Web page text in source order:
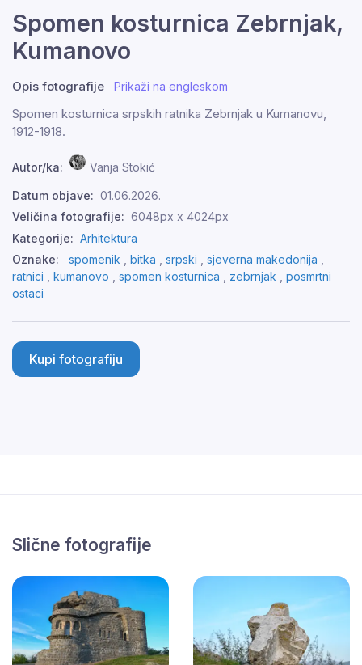
Spomen kosturnica Zebrnjak,
Kumanovo
Opis fotografije Prikaži na engleskom
Spomen kosturnica srpskih ratnika Zebrnjak u Kumanovu,
1912-1918.
Autor/ka: Vanja Stokić
Datum objave: 01.06.2026.
Veličina fotografije: 6048px x 4024px
Kategorije: Arhitektura
Oznake:
spomenik bitka srpski sjeverna makedonija
ratnici
kumanovo spomen kosturnica zebrnjak
posmrtni
ostaci
Kupi fotografiju
Slične fotografije